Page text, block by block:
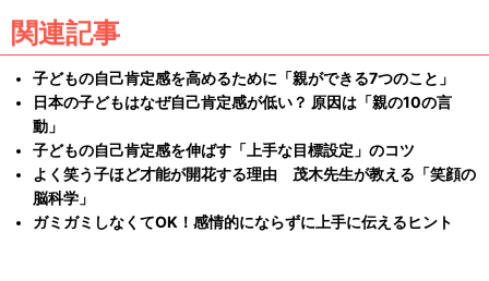
関連記事
子どもの自己肯定感を高めるために「親ができる7つのこと」
日本の子どもはなぜ自己肯定感が低い？ 原因は「親の10の言
動」
子どもの自己肯定感を伸ばす「上手な目標設定」のコツ
よく笑う子ほど才能が開花する理由 茂木先生が教える「笑顔の
脳科学」
ガミガミしなくてOK！感情的にならずに上手に伝えるヒント